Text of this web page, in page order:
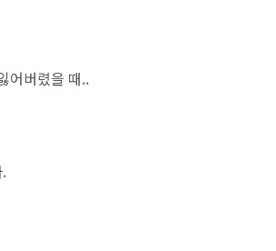
어버렸을 때..